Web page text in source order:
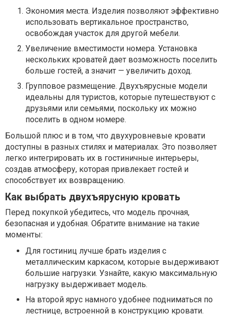
Экономия места. Изделия позволяют эффективно
использовать вертикальное пространство,
освобождая участок для другой мебели.
Увеличение вместимости номера. Установка
нескольких кроватей дает возможность поселить
больше гостей, а значит — увеличить доход.
Групповое размещение. Двухъярусные модели
идеальны для туристов, которые путешествуют с
друзьями или семьями, поскольку их можно
поселить в одном номере.
Большой плюс и в том, что двухуровневые кровати
доступны в разных стилях и материалах. Это позволяет
легко интегрировать их в гостиничные интерьеры,
создав атмосферу, которая привлекает гостей и
способствует их возвращению.
Как выбрать двухъярусную кровать
Перед покупкой убедитесь, что модель прочная,
безопасная и удобная. Обратите внимание на такие
моменты:
Для гостиниц лучше брать изделия с
металлическим каркасом, которые выдерживают
большие нагрузки. Узнайте, какую максимальную
нагрузку выдерживает модель.
На второй ярус намного удобнее подниматься по
лестнице, встроенной в конструкцию кровати.